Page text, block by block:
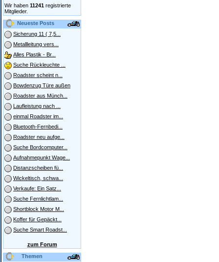
Wir haben 11241 registrierte
Mitglieder.
Neueste Posts
Sicherung 11 ( 7,5...
Metallleitung vers...
Alles Plastik - Br...
Suche Rückleuchte ...
Roadster scheint n...
Bowdenzug Türe außen
Roadster aus Münch...
Laufleistung nach ...
einmal Roadster im...
Bluetooth-Fernbedi...
Roadster neu aufge...
Suche Bordcomputer...
Aufnahmepunkt Wage...
Distanzscheiben fü...
Wickeltisch, schwa...
Verkaufe: Ein Satz...
Suche Fernlichtlam...
Shortblock Motor M...
Koffer für Gepäckt...
Suche Smart Roadst...
zum Forum
Themen